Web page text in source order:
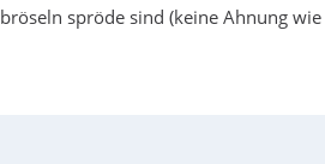
spröde sind (keine Ahnung